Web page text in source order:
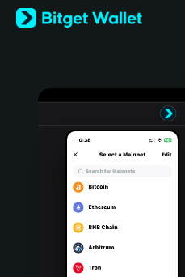
English
日本語
Türkçe
Português (Portugal)
Bahasa Indonesia